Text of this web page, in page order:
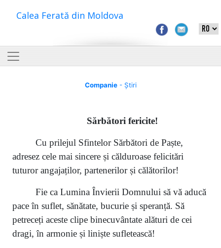
Calea Ferată din Moldova
Companie- Știri
Sărbători fericite!
Cu prilejul Sfintelor Sărbători de Paște,
adresez cele mai sincere și călduroase felicitări
tuturor angajaților, partenerilor și călătorilor!
Fie ca Lumina Învierii Domnului să vă aducă
pace în suflet, sănătate, bucurie și speranță. Să
petreceți aceste clipe binecuvântate alături de cei
dragi, în armonie și liniște sufletească!